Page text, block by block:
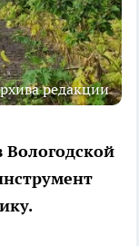
редакции